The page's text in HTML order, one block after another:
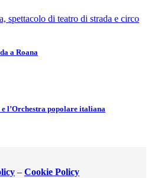
a Roana
l’Orchestra popolare italiana
– Cookie Policy